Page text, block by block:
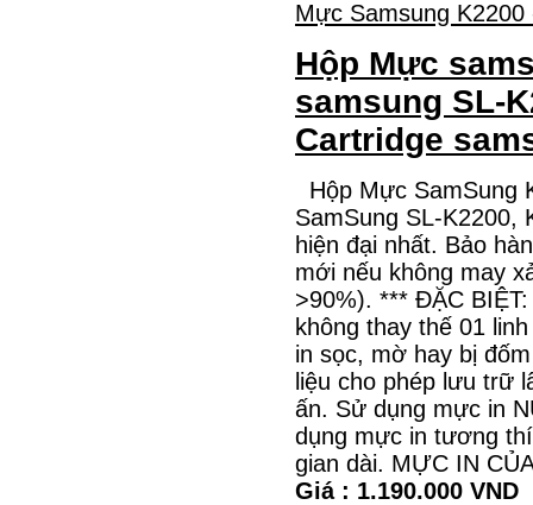
Hộp Mực
samsung SL-
Cartridge
Hộp Mực SamSung
SamSung SL-
hiện đại nhất. Bảo
mới nếu không may
>90%). *** ĐẶC
không thay thế 01
in sọc, mờ hay bị
liệu cho phép lưu trữ
ấn. Sử dụng mực in
dụng mực in tương
gian dài. MỰC IN
Giá : 1.190.000 VND